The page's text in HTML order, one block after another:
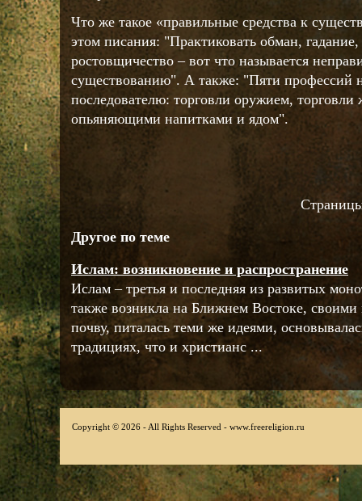
Что же такое «правильные средства к
этом писания: "Практиковать обман,
ростовщичество – вот что называется
существованию". А также: "Пяти профессий
последователю: торговли оружием,
опьяняющими напитками и ядом".
Другое по теме
Ислам: возникновение и распространение
Ислам – третья и последняя из развитых
также возникла на Ближнем Востоке, своими
почву, питалась теми же идеями,
традициях, что и христианс ...
Copyright © 2026 - All Rights Reserved - www.freereligion.ru